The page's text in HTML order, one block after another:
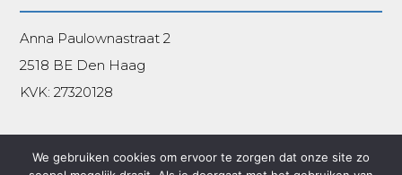
Anna Paulownastraat 2
2518 BE Den Haag
KVK:27320128
We gebruiken cookies om ervoor te zorgen dat onze site zo